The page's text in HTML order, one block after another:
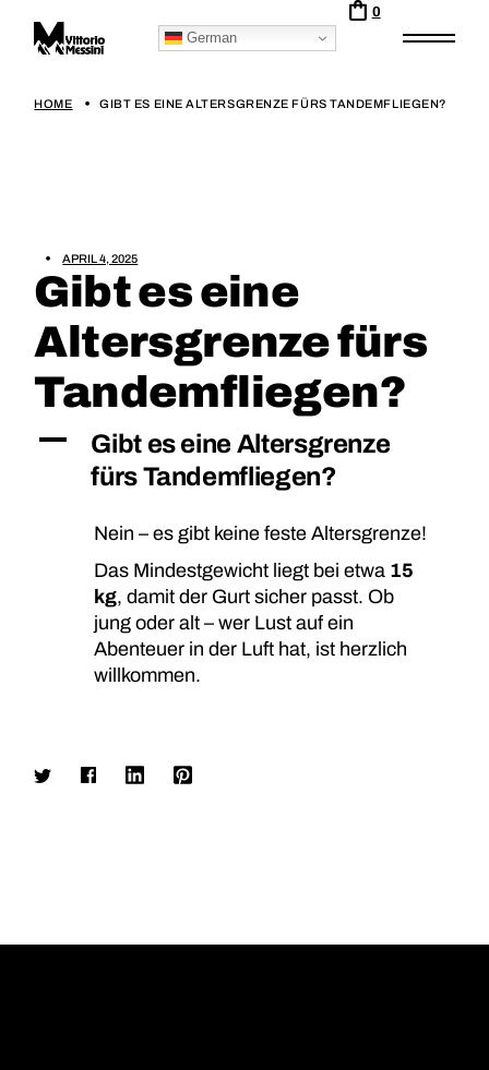
German
0
HOME GIBT ES EINE ALTERSGRENZE FÜRS TANDEMFLIEGEN?
APRIL 4, 2025
Gibt es eine
Altersgrenze fürs
Tandemfliegen?
A
Gibt es eine Altersgrenze
fürs Tandemfliegen?
Nein – es gibt keine feste Altersgrenze!
Das Mindestgewicht liegt bei etwa 15
kg, damit der Gurt sicher passt. Ob
jung oder alt – wer Lust auf ein
Abenteuer in der Luft hat, ist herzlich
willkommen.